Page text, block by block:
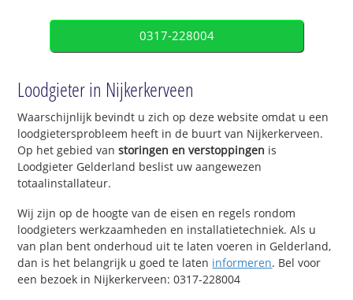
0317-228004
Loodgieter in Nijkerkerveen
Waarschijnlijk bevindt u zich op deze website omdat u een
loodgietersprobleem heeft in de buurt van Nijkerkerveen.
Op het gebied vanstoringen en verstoppingen is
Loodgieter Gelderland beslist uw aangewezen
totaalinstallateur.
Wij zijn op de hoogte van de eisen en regels rondom
loodgieters werkzaamheden en installatietechniek. Als u
van plan bent onderhoud uit te laten voeren in Gelderland,
dan is het belangrijk u goed te laten informeren. Bel voor
een bezoek in Nijkerkerveen: 0317-228004